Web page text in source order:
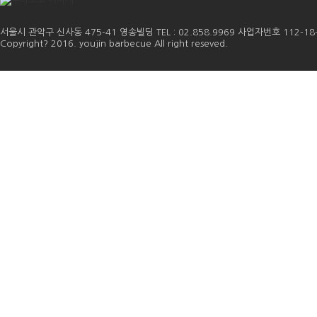
서울시 관악구 신사동 475-41 영송빌딩 TEL : 02.858.9969 사업자번호 112-
Copyright? 2016. youjin barbecue All right reseved.